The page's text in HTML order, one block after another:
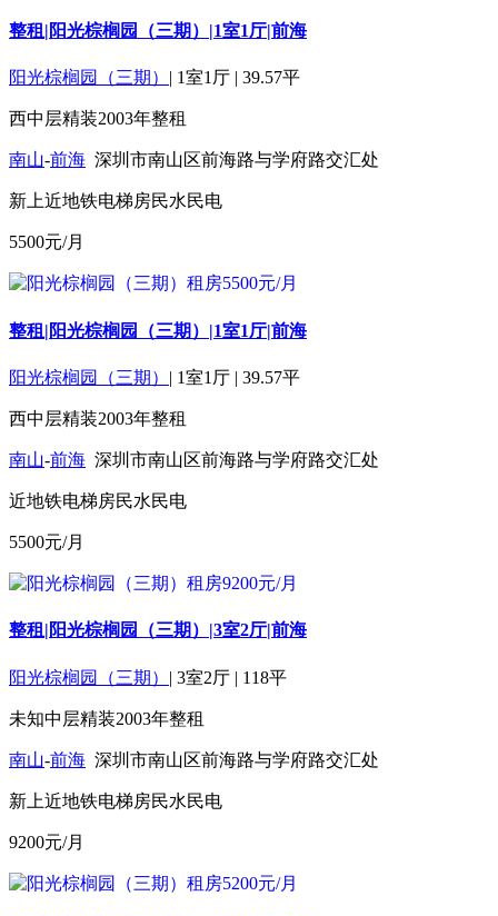
整租|阳光棕榈园（三期）|1室1厅|前海
阳光棕榈园（三期） 1室1厅 39.57平
西中层精装2003年整租
南山-前海 深圳市南山区前海路与学府路交汇处
新上近地铁电梯房民水民电
5500元/月
整租|阳光棕榈园（三期）|1室1厅|前海
阳光棕榈园（三期） | 1室1厅 | 39.57平
西中层精装2003年整租
南山-前海 深圳市南山区前海路与学府路交汇处
近地铁电梯房民水民电
5500元/月
整租|阳光棕榈园（三期）|3室2厅|前海
阳光棕榈园（三期） | 3室2厅 | 118平
未知中层精装2003年整租
南山-前海 深圳市南山区前海路与学府路交汇处
新上近地铁电梯房民水民电
9200元/月